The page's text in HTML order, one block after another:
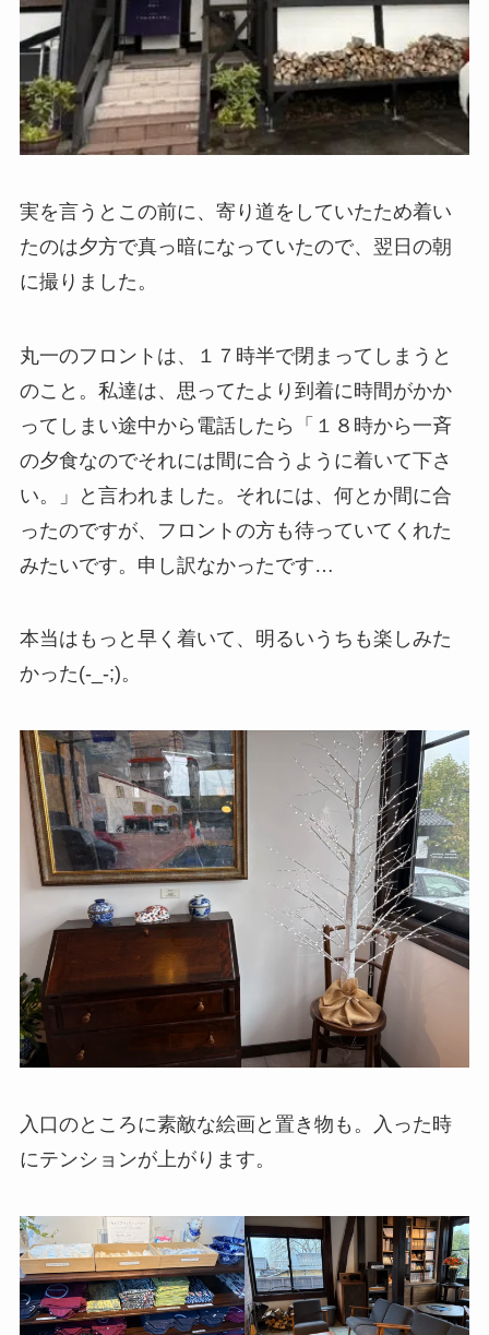
実を言うとこの前に、寄り道をしていたため着い
たのは夕方で真っ暗になっていたので、翌日の朝
に撮りました。
丸一のフロントは、１７時半で閉まってしまうと
のこと。私達は、思ってたより到着に時間がかか
ってしまい途中から電話したら「１８時から一斉
の夕食なのでそれには間に合うように着いて下さ
い。」と言われました。それには、何とか間に合
ったのですが、フロントの方も待っていてくれた
みたいです。申し訳なかったです…
本当はもっと早く着いて、明るいうちも楽しみた
かった(-_-;)。
入口のところに素敵な絵画と置き物も。入った時
にテンションが上がります。